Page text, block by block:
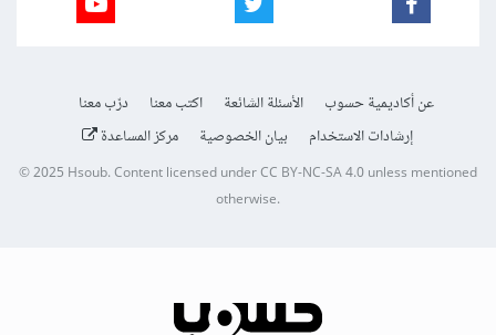
عن أكاديمية حسوب الأسئلة الشائعة اكتب معنا
درّب معنا
إرشادات الاستخدام
بيان الخصوصية مركز المساعدة
© 2025Hsoub.Content licensed underCC BY-NC-SA 4.0unless mentioned
otherwise.